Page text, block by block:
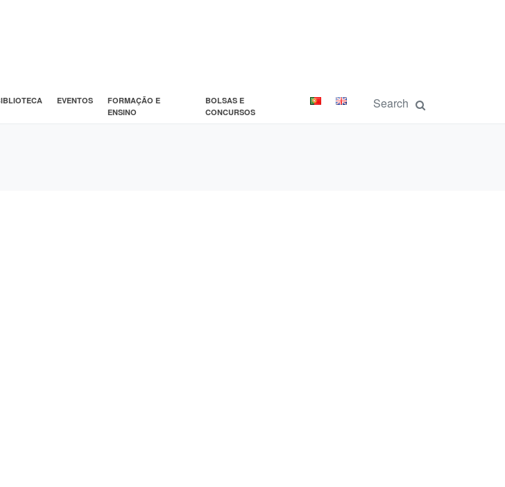
EVENTOS
FORMAÇÃO E
ENSINO
BOLSAS E
CONCURSOS